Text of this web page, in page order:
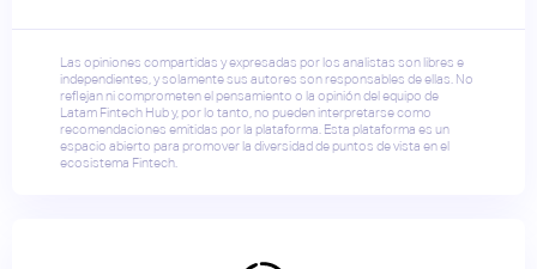
Las opiniones compartidas y expresadas por los analistas son libres e
independientes, y solamente sus autores son responsables de ellas. No
reflejan ni comprometen el pensamiento o la opinión del equipo de
Latam Fintech Hub y, por lo tanto, no pueden interpretarse como
recomendaciones emitidas por la plataforma. Esta plataforma es un
espacio abierto para promover la diversidad de puntos de vista en el
ecosistema Fintech.